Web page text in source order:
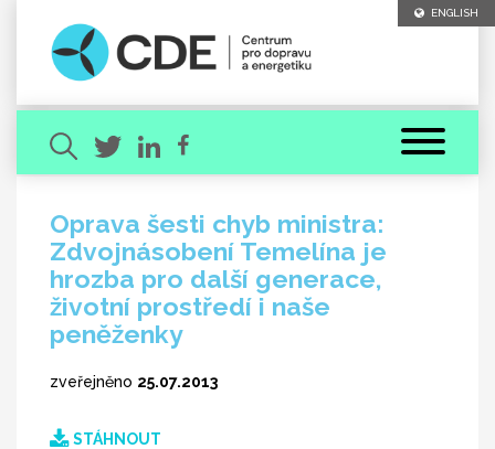
ENGLISH
Oprava šesti chyb ministra:
Zdvojnásobení Temelína je
hrozba pro další generace,
životní prostředí i naše
peněženky
zveřejněno 25.07.2013
STÁHNOUT
Hledaný výraz
VYHLEDAT